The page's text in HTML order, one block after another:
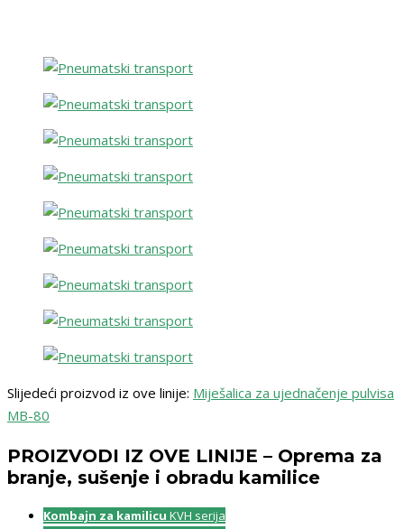
Slijedeći proizvod iz ove linije: Miješalica za ujednačenje pulvisa
MB-80
PROIZVODI IZ OVE LINIJE – Oprema za
branje, sušenje i obradu kamilice
Kombajn za kamilicu KVH serija